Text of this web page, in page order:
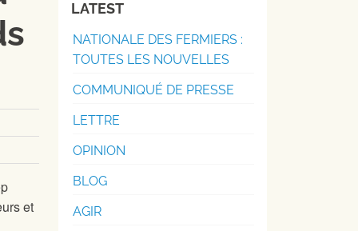
et
LATEST
NATIONALE DES FERMIERS :
TOUTES LES NOUVELLES
COMMUNIQUÉ DE PRESSE
LETTRE
OPINION
BLOG
AGIR